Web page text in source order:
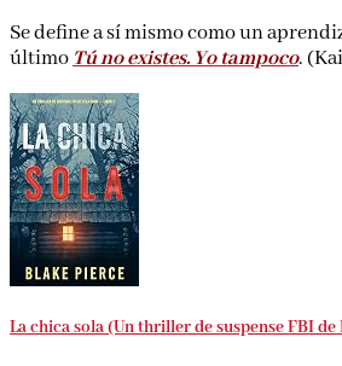
Se define a sí mismo como un
último Tú no existes. Yo tampoco.
La chica sola (Un thriller de suspense FBI